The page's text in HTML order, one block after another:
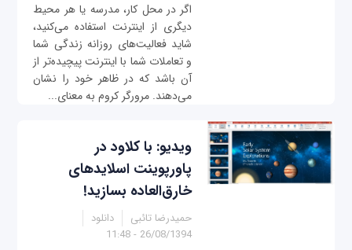
اگر در محل کار، مدرسه یا هر محیط
دیگری از اینترنت استفاده می‌کنید،
شاید فعالیت‌های روزانه زندگی شما
و تعاملات شما با اینترنت پیچیده‌تر از
آن باشد که در ظاهر خود را نشان
می‌دهند. مرورگر کروم به معنای...
ویدیو: با کلاود در
پاورپوینت اسلایدهای
خارق‌العاده بسازید!
حمیدرضا تائبی
دانلود
26/08/1394 - 11:48